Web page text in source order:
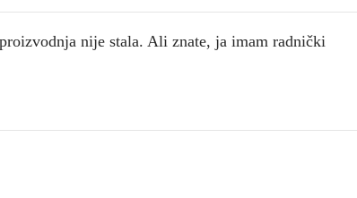
nije stala. Ali znate, ja imam radnički